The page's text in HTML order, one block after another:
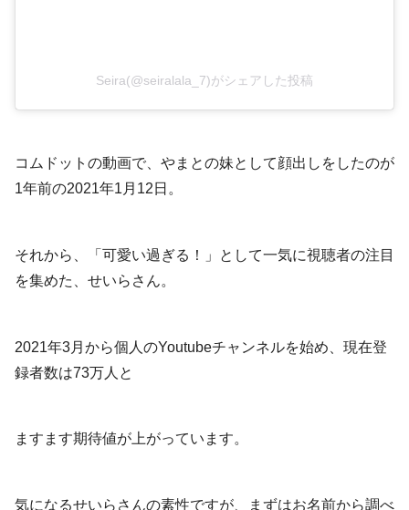
Seira(@seiralala_7)がシェアした投稿
コムドットの動画で、やまとの妹として顔出しをしたのが
1年前の2021年1月12日。
それから、「可愛い過ぎる！」として一気に視聴者の注目
を集めた、せいらさん。
2021年3月から個人のYoutubeチャンネルを始め、現在登
録者数は73万人と
ますます期待値が上がっています。
気になるせいらさんの素性ですが、まずはお名前から調べ